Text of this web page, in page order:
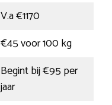
V.a €1170
€45 voor 100 kg
Begint bij €95 per
jaar